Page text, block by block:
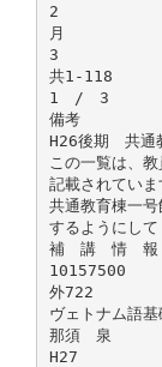
2
月
3
共1-118
1 / 3
備考
H26後期 共通
この一覧は、
記載されていま
共通教育棟一
するようにして
補 講 情 報
10157500
外722
ヴェトナム語基
那須 泉
H27